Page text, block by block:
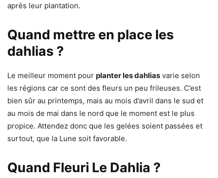
après leur plantation.
Quand mettre en place les
dahlias ?
Le meilleur moment pour planter les dahlias varie selon
les régions car ce sont des fleurs un peu frileuses. C’est
bien sûr au printemps, mais au mois d’avril dans le sud et
au mois de mai dans le nord que le moment est le plus
propice. Attendez donc que les gelées soient passées et
surtout, que la Lune soit favorable.
Quand Fleuri Le Dahlia ?